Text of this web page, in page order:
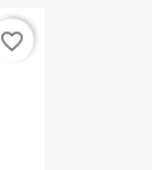
favorite_border